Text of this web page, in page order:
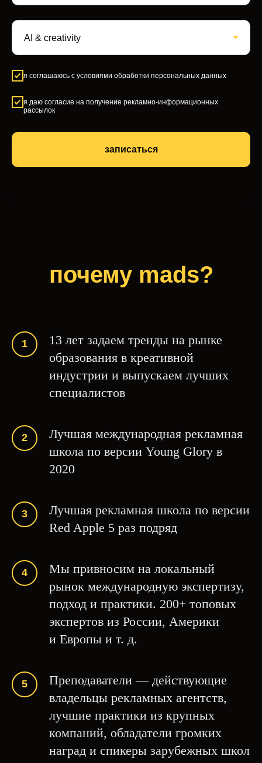
я соглашаюсь с условиями обработки персональных данных
я даю согласие на получение рекламно-информационных
рассылок
записаться
почему mads?
13 лет задаем тренды на рынке
образования в креативной
индустрии и выпускаем лучших
специалистов
Лучшая международная рекламная
школа по версии Young Glory в
2020
Лучшая рекламная школа по версии
Red Apple 5 раз подряд
Мы привносим на локальный
рынок международную экспертизу,
подход и практики. 200+ топовых
экспертов из России, Америки
и Европы и т. д.
Преподаватели — действующие
владельцы рекламных агентств,
лучшие практики из крупных
компаний, обладатели громких
наград и спикеры зарубежных школ